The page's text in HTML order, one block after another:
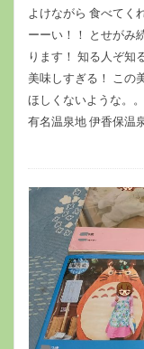
よけながら 食べてく
ーーい！！ とせがみ
ります！ 知る人ぞ知
美味しすぎる！ この
ほしくないような。
有名温泉地 伊香保温